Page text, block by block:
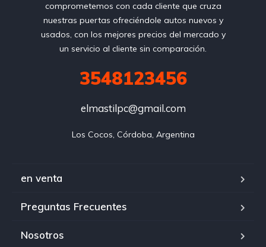
comprometemos con cada cliente que cruza
nuestras puertas ofreciéndole autos nuevos y
usados, con los mejores precios del mercado y
un servicio al cliente sin comparación.
3548123456
elmastilpc@gmail.com
Los Cocos, Córdoba, Argentina
en venta
Preguntas Frecuentes
Nosotros